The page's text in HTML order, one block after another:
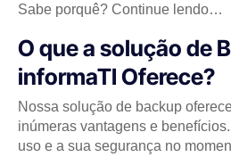
Sabe porquê? Continue lendo…
O que a solução de
informaTI Oferece?
Nossa solução de backup
inúmeras vantagens e
uso e a sua segurança no